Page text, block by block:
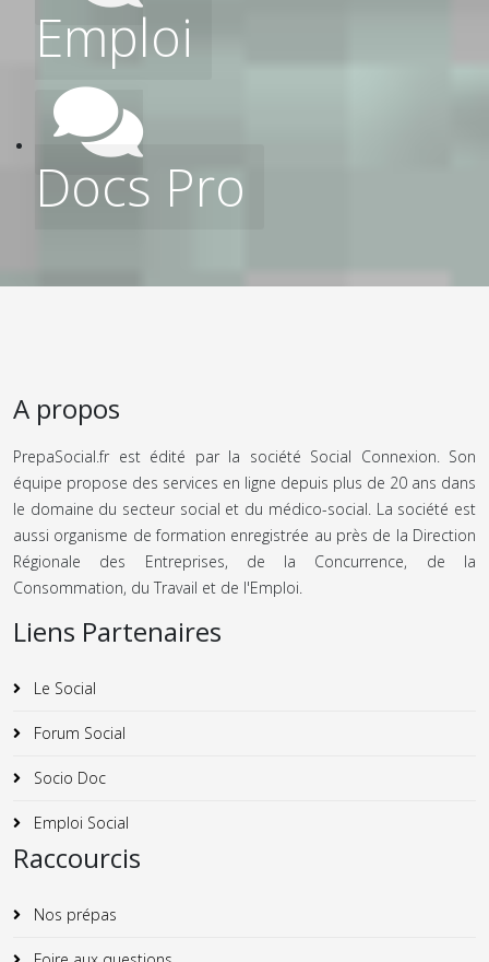
Emploi
Docs Pro
A propos
PrepaSocial.fr est édité par la société Social Connexion. Son
équipe propose des services en ligne depuis plus de 20 ans dans
le domaine du secteur social et du médico-social. La société est
aussi organisme de formation enregistrée au près de la Direction
Régionale des Entreprises, de la Concurrence, de la
Consommation, du Travail et de l'Emploi.
Liens Partenaires
Le Social
Forum Social
Socio Doc
Emploi Social
Raccourcis
Nos prépas